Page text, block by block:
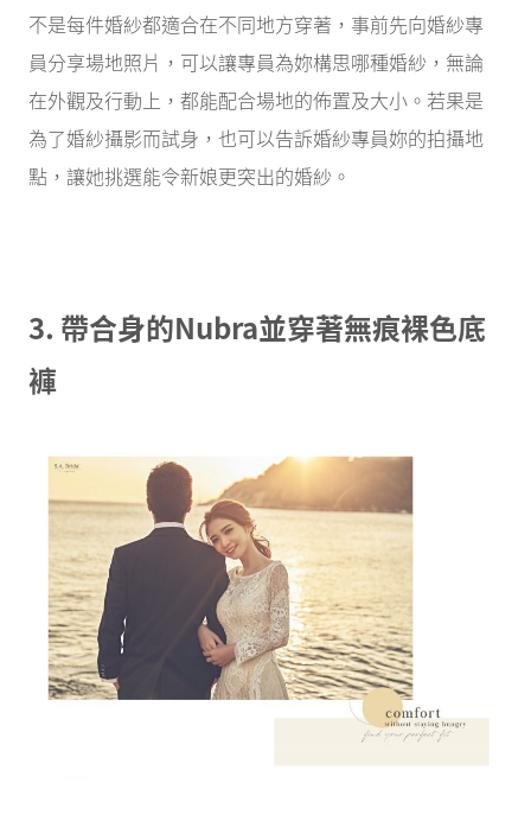
不是每件婚紗都適合在不同地方穿著，事前先向婚紗專
員分享場地照片，可以讓專員為妳構思哪種婚紗，無論
在外觀及行動上，都能配合場地的佈置及大小。若果是
為了婚紗攝影而試身，也可以告訴婚紗專員妳的拍攝地
點，讓她挑選能令新娘更突出的婚紗。
3. 帶合身的Nubra並穿著無痕裸色底
褲